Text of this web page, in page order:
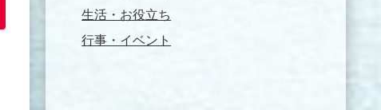
生活・お役立ち
行事・イベント